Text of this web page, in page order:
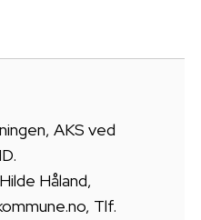
AKS ved
Hilde Håland,
Tlf.